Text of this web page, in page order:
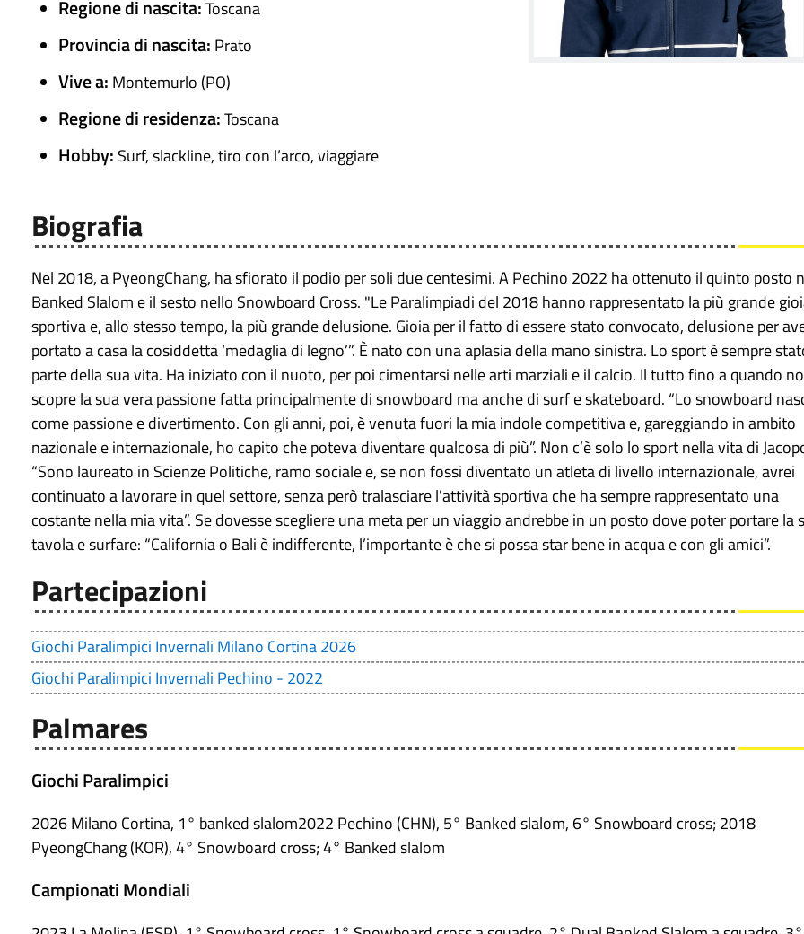
Regione di nascita:Toscana
Provincia di nascita: Prato
Vive a: Montemurlo (PO)
Regione di residenza:Toscana
Hobby: Surf, slackline, tiro con l’arco, viaggiare
Biografia
Nel 2018, a PyeongChang, ha sfiorato il podio per soli due centesimi. A Pechino 2022 ha ottenuto il quinto posto
Banked Slalom e il sesto nello Snowboard Cross. "Le Paralimpiadi del 2018 hanno rappresentato la più grande
sportiva e, allo stesso tempo, la più grande delusione. Gioia per il fatto di essere stato convocato, delusione per
portato a casa la cosiddetta ‘medaglia di legno’”. È nato con una aplasia della mano sinistra. Lo sport è sempre
parte della sua vita. Ha iniziato con il nuoto, per poi cimentarsi nelle arti marziali e il calcio. Il tutto fino a quando
scopre la sua vera passione fatta principalmente di snowboard ma anche di surf e skateboard. “Lo snowboard
come passione e divertimento. Con gli anni, poi, è venuta fuori la mia indole competitiva e, gareggiando in ambito
nazionale e internazionale, ho capito che poteva diventare qualcosa di più”. Non c’è solo lo sport nella vita di
“Sono laureato in Scienze Politiche, ramo sociale e, se non fossi diventato un atleta di livello internazionale, avrei
continuato a lavorare in quel settore, senza però tralasciare l'attività sportiva che ha sempre rappresentato una
costante nella mia vita”. Se dovesse scegliere una meta per un viaggio andrebbe in un posto dove poter portare la
tavola e surfare: “California o Bali è indifferente, l’importante è che si possa star bene in acqua e con gli amici”.
Partecipazioni
Giochi Paralimpici Invernali Milano Cortina 2026
Giochi Paralimpici Invernali Pechino - 2022
Palmares
Giochi Paralimpici
2026 Milano Cortina, 1° banked slalom2022 Pechino (CHN), 5° Banked slalom, 6° Snowboard cross; 2018
PyeongChang (KOR), 4° Snowboard cross; 4° Banked slalom
Campionati Mondiali